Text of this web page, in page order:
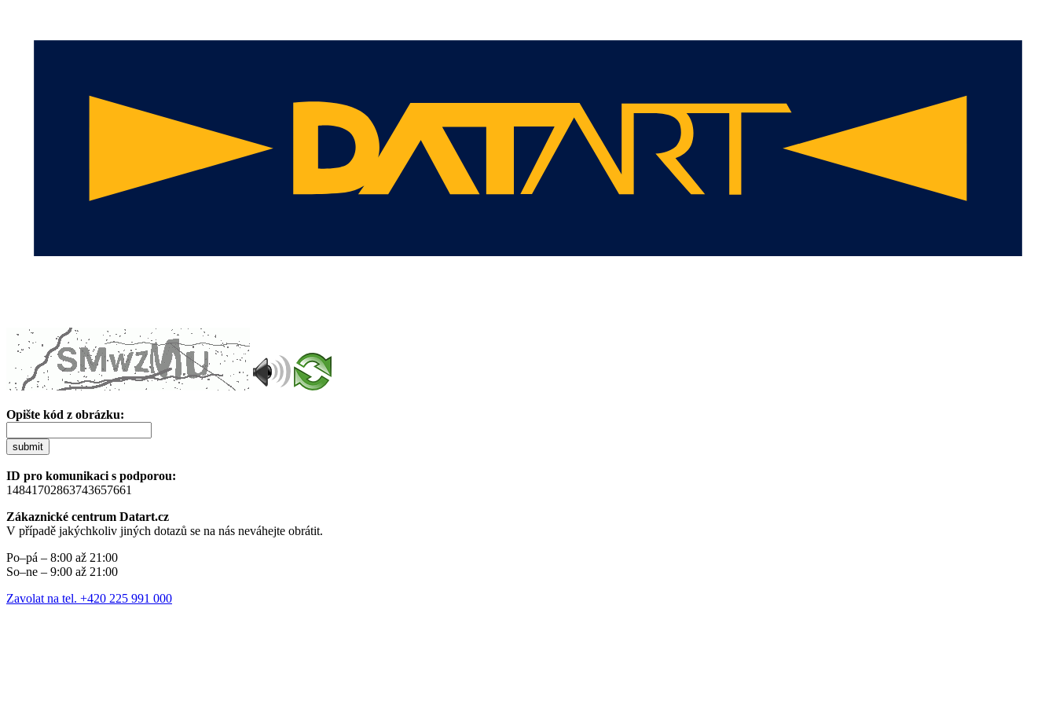
Opište kód z obrázku:
submit
ID pro komunikaci s podporou:
14841702863743657661
Zákaznické centrum Datart.cz
V případě jakýchkoliv jiných dotazů se na nás neváhejte obrátit.
Po–pá – 8:00 až 21:00
So–ne – 9:00 až 21:00
Zavolat na tel. +420 225 991 000